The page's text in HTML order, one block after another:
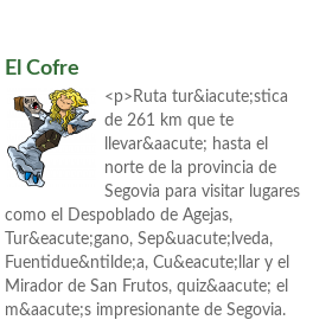
El Cofre
<p>Ruta tur&iacute;stica
de 261 km que te
llevar&aacute; hasta el
norte de la provincia de
Segovia para visitar lugares
como el Despoblado de Agejas,
Tur&eacute;gano, Sep&uacute;lveda,
Fuentidue&ntilde;a, Cu&eacute;llar y el
Mirador de San Frutos, quiz&aacute; el
m&aacute;s impresionante de Segovia.